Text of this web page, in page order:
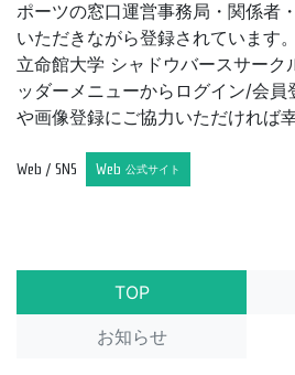
ポーツの窓口運営事務局・関係者
いただきながら登録されています。
立命館大学 シャドウバースサーク
ッダーメニューからログイン/会
や画像登録にご協力いただければ幸
Web / SNS Web 公式サイト
TOP
お知らせ